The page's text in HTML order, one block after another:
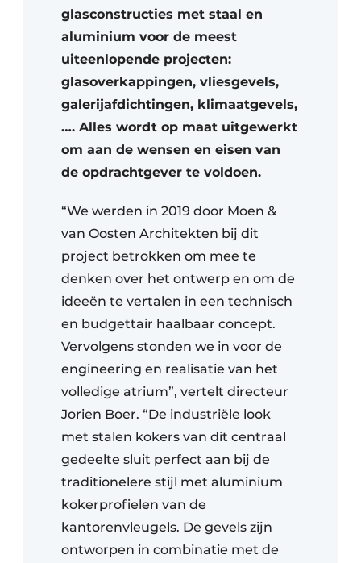
glasconstructies met staal en
aluminium voor de meest
uiteenlopende projecten:
glasoverkappingen, vliesgevels,
galerijafdichtingen, klimaatgevels,
…. Alles wordt op maat uitgewerkt
om aan de wensen en eisen van
de opdrachtgever te voldoen.
“We werden in 2019 door Moen &
van Oosten Architekten bij dit
project betrokken om mee te
denken over het ontwerp en om de
ideeën te vertalen in een technisch
en budgettair haalbaar concept.
Vervolgens stonden we in voor de
engineering en realisatie van het
volledige atrium”, vertelt directeur
Jorien Boer. “De industriële look
met stalen kokers van dit centraal
gedeelte sluit perfect aan bij de
traditionelere stijl met aluminium
kokerprofielen van de
kantorenvleugels. De gevels zijn
ontworpen in combinatie met de